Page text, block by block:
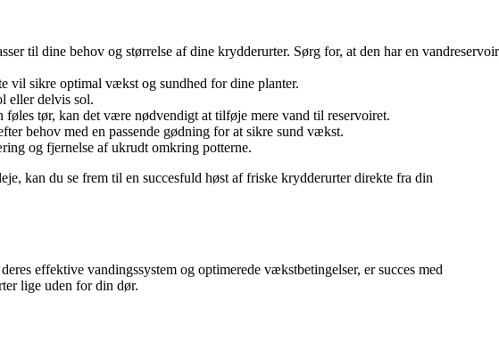
til dine behov og størrelse af dine krydderurter. Sørg for, at den har en vandreservoir
vil sikre optimal vækst og sundhed for dine planter.
eller delvis sol.
tør, kan det være nødvendigt at tilføje mere vand til reservoiret.
behov med en passende gødning for at sikre sund vækst.
og fjernelse af ukrudt omkring potterne.
kan du se frem til en succesfuld høst af friske krydderurter direkte fra din
effektive vandingssystem og optimerede vækstbetingelser, er succes med
lige uden for din dør.